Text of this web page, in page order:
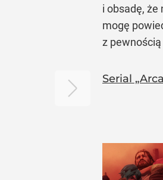
i obsadę, że
mogę
z
Serial